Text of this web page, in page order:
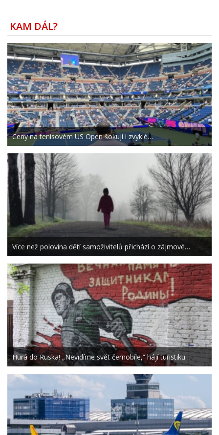
KAM DÁL?
Ceny na tenisovém US Open šokují i zvyklé…
Více než polovina dětí samoživitelů přichází o zájmové…
Hurá do Ruska! „Nevidíme svět černobíle,“ hájí turistiku…